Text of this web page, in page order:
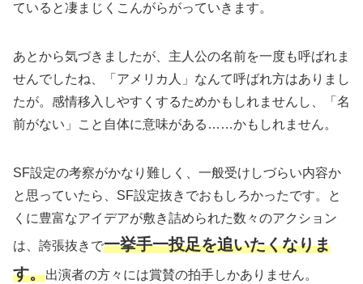
ていると凄まじくこんがらがっていきます。
あとから気づきましたが、主人公の名前を一度も呼ばれま
せんでしたね、「アメリカ人」なんて呼ばれ方はありまし
たが。感情移入しやすくするためかもしれませんし、「名
前がない」こと自体に意味がある……かもしれません。
SF設定の考察がかなり難しく、一般受けしづらい内容か
と思っていたら、SF設定抜きでおもしろかったです。と
くに豊富なアイデアが敷き詰められた数々のアクション
は、誇張抜きで一挙手一投足を追いたくなりま
す。出演者の方々には賞賛の拍手しかありません。